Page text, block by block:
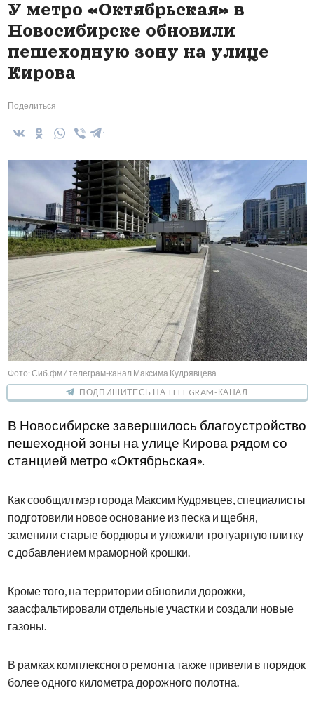
У метро «Октябрьская» в
Новосибирске обновили
пешеходную зону на улице
Кирова
Поделиться
Фото: Сиб.фм / телеграм-канал Максима Кудрявцева
ПОДПИШИТЕСЬ НА TELEGRAM-КАНАЛ
В Новосибирске завершилось благоустройство
пешеходной зоны на улице Кирова рядом со
станцией метро «Октябрьская».
Как сообщил мэр города Максим Кудрявцев, специалисты
подготовили новое основание из песка и щебня,
заменили старые бордюры и уложили тротуарную плитку
с добавлением мраморной крошки.
Кроме того, на территории обновили дорожки,
заасфальтировали отдельные участки и создали новые
газоны.
В рамках комплексного ремонта также привели в порядок
более одного километра дорожного полотна.